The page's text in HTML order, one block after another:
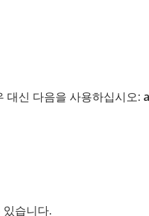
대신 다음을 사용하십시오:
습니다.